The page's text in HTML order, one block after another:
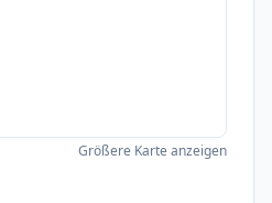
Größere Karte anzeigen